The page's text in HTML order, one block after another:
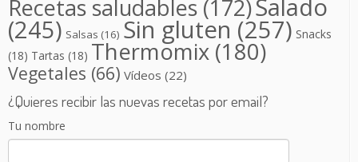
Recetas saludables (172)Salado
(245) Salsas (16) Sin gluten (257) Snacks
(18) Tartas (18) Thermomix (180)
Vegetales (66) Vídeos (22)
¿Quieres recibir las nuevas recetas por email?
Tu nombre